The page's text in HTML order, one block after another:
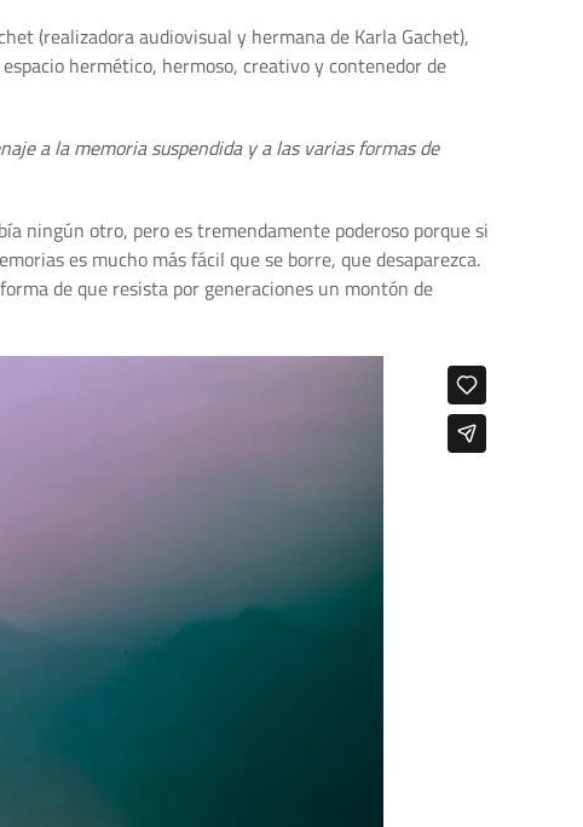
(realizadora audiovisual y hermana de Karla Gachet),
hermético, hermoso, creativo y contenedor de
a la memoria suspendida y a las varias formas de
ningún otro, pero es tremendamente poderoso porque si
es mucho más fácil que se borre, que desaparezca.
de que resista por generaciones un montón de